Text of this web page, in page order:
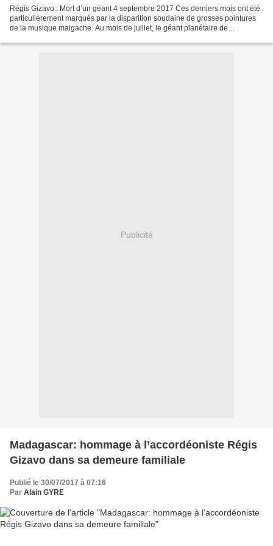
Régis Gizavo : Mort d’un géant 4 septembre 2017 Ces derniers mois ont été
particulièrement marqués par la disparition soudaine de grosses pointures
de la musique malgache. Au mois de juillet, le géant planétaire de
Publicité
Madagascar: hommage à l’accordéoniste Régis
Gizavo dans sa demeure familiale
Publié le 30/07/2017 à 07:16
Par Alain GYRE